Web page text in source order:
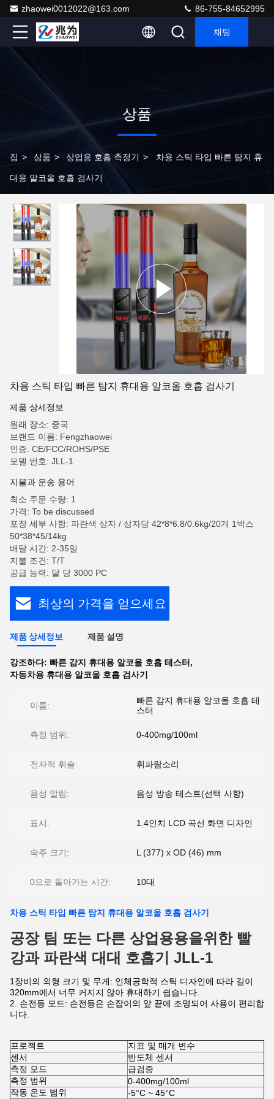
zhaowei0012022@163.com 86-755-84652995
채팅
상품
집 > 상품 > 상업용 호흡 측정기 > 차용 스틱 타입 빠른 탐지 휴
대용 알코올 호흡 검사기
차용 스틱 타입 빠른 탐지 휴대용 알코올 호흡 검사기
제품 상세정보
원래 장소: 중국
브랜드 이름: Fengzhaowei
인증: CE/FCC/ROHS/PSE
모델 번호: JLL-1
지불과 운송 용어
최소 주문 수량: 1
가격: To be discussed
포장 세부 사항: 파란색 상자 / 상자당 42*8*6.8/0.6kg/20개 1박스
50*38*45/14kg
배달 시간: 2-35일
지불 조건: T/T
공급 능력: 달 당 3000 PC
최상의 가격을 얻으세요
제품 상세정보 제품 설명
강조하다: 빠른 감지 휴대용 알코올 호흡 테스터 ,
자동차용 휴대용 알코올 호흡 검사기
이름:
빠른 감지 휴대용 알코올 호흡 테
스터
측정 범위: 0-400mg/100ml
전자적 휘슬: 휘파람소리
음성 알림: 음성 방송 테스트(선택 사항)
표시: 1.4인치 LCD 곡선 화면 디자인
숙주 크기: L (377) x OD (46) mm
0으로 돌아가는 시간: 10대
차용 스틱 타입 빠른 탐지 휴대용 알코올 호흡 검사기
공장 팀 또는 다른 상업용용을위한 빨
강과 파란색 대대 호흡기 JLL-1
1장비의 외형 크기 및 무게: 인체공학적 스틱 디자인에 따라 길이
320mm에서 너무 커지지 않아 휴대하기 쉽습니다.
2. 손전등 모드: 손전등은 손잡이의 앞 끝에 조명되어 사용이 편리합
니다.
프로젝트
지표 및 매개 변수
센서
반도체 센서
측정 모드
급검증
측정 범위
0-400mg/100ml
작동 온도 범위
-5°C ~ 45°C